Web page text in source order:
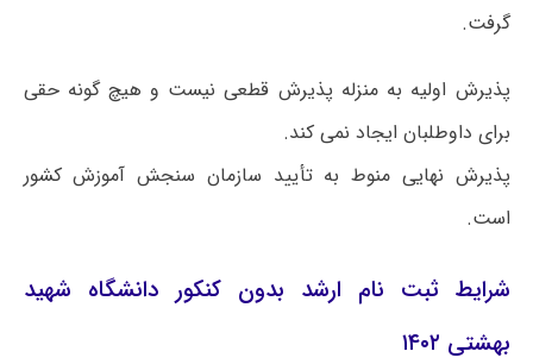
گرفت.
پذیرش اولیه به منزله پذیرش قطعی نیست و هیچ گونه حقی
برای داوطلبان ایجاد نمی کند.
پذیرش نهایی منوط به تأیید سازمان سنجش آموزش کشور
است.
شرایط ثبت نام ارشد بدون کنکور دانشگاه شهید
بهشتی ۱۴۰۲